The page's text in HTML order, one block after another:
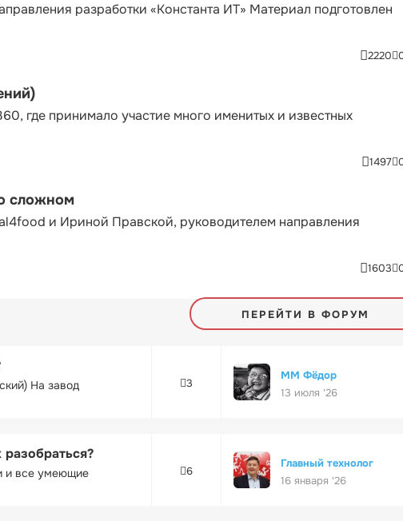
разработки «Константа ИТ» Материал подготовлен
2220
где принимало участие много именитых и известных
1497
сложном
и Ириной Правской, руководителем направления
1603
ПЕРЕЙТИ В ФОРУМ
На завод
3
ММ Фёдор
13 июля '26
и все умеющие
6
Главный технолог
16 января '26